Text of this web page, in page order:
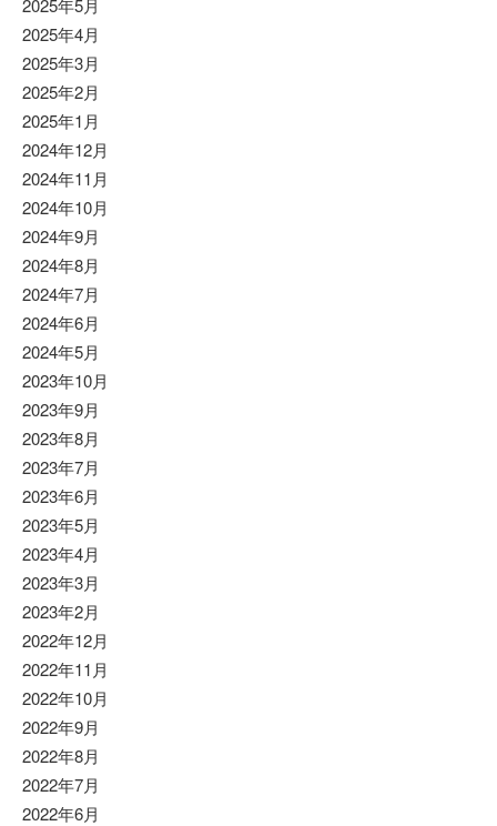
2025年5月
2025年4月
2025年3月
2025年2月
2025年1月
2024年12月
2024年11月
2024年10月
2024年9月
2024年8月
2024年7月
2024年6月
2024年5月
2023年10月
2023年9月
2023年8月
2023年7月
2023年6月
2023年5月
2023年4月
2023年3月
2023年2月
2022年12月
2022年11月
2022年10月
2022年9月
2022年8月
2022年7月
2022年6月